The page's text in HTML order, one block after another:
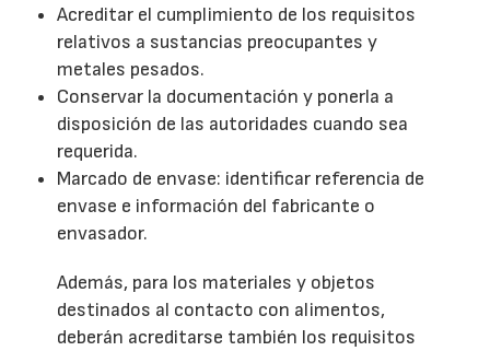
Acreditar el cumplimiento de los requisitos
relativos a sustancias preocupantes y
metales pesados.
Conservar la documentación y ponerla a
disposición de las autoridades cuando sea
requerida.
Marcado de envase: identificar referencia de
envase e información del fabricante o
envasador.
Además, para los materiales y objetos
destinados al contacto con alimentos,
deberán acreditarse también los requisitos